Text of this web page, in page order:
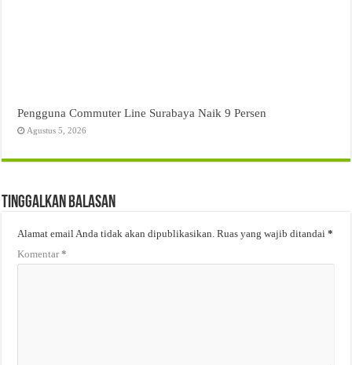
Pengguna Commuter Line Surabaya Naik 9 Persen
Agustus 5, 2026
Tinggalkan Balasan
Alamat email Anda tidak akan dipublikasikan. Ruas yang wajib ditandai*
Komentar*